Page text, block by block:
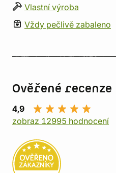
Vlastní výroba
Vždy pečlivě zabaleno
Ověřené recenze
4,9
zobraz 12995 hodnocení